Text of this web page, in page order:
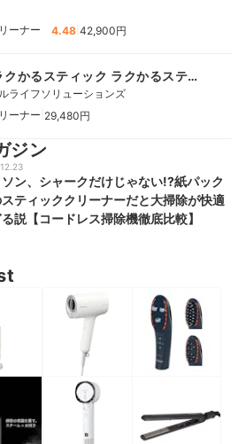
ーナー
4.48 42,900円
かるスティック ラクかるスティ
ライフソリューションズ
ーナー 29,480円
ジン
ン、シャークだけじゃない!?紙パック
ティッククリーナーだと大掃除が快適
説【コードレス掃除機徹底比較】